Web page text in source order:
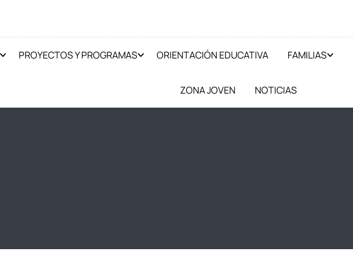
PROYECTOS Y PROGRAMAS ORIENTACIÓN EDUCATIVA FAMILIAS
ZONA JOVEN NOTICIAS